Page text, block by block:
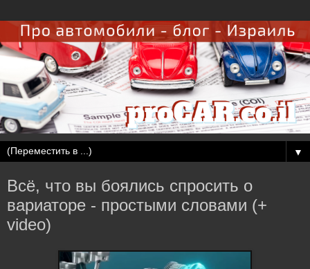
▼
Всё, что вы боялись спросить о
вариаторе - простыми словами (+
video)